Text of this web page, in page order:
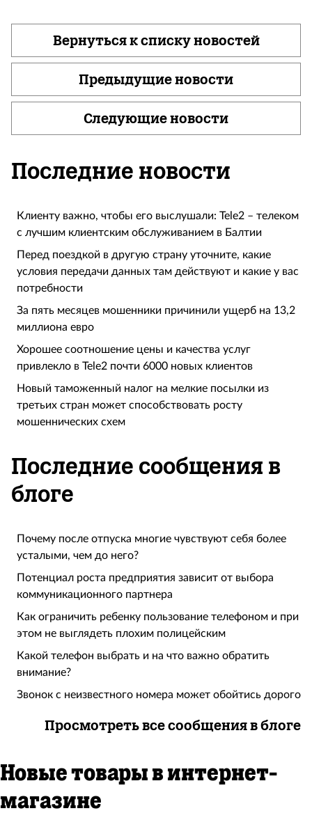
Вернуться к списку новостей
Предыдущие новости
Следующие новости
Последние новости
Клиенту важно, чтобы его выслушали: Tele2 – телеком
с лучшим клиентским обслуживанием в Балтии
Перед поездкой в другую страну уточните, какие
условия передачи данных там действуют и какие у вас
потребности
За пять месяцев мошенники причинили ущерб на 13,2
миллиона евро
Хорошее соотношение цены и качества услуг
привлекло в Tele2 почти 6000 новых клиентов
Новый таможенный налог на мелкие посылки из
третьих стран может способствовать росту
мошеннических схем
Последние сообщения в
блоге
Почему после отпуска многие чувствуют себя более
усталыми, чем до него?
Потенциал роста предприятия зависит от выбора
коммуникационного партнера
Как ограничить ребенку пользование телефоном и при
этом не выглядеть плохим полицейским
Какой телефон выбрать и на что важно обратить
внимание?
Звонок с неизвестного номера может обойтись дорого
Просмотреть все сообщения в блоге
Новые товары в интернет-
магазине